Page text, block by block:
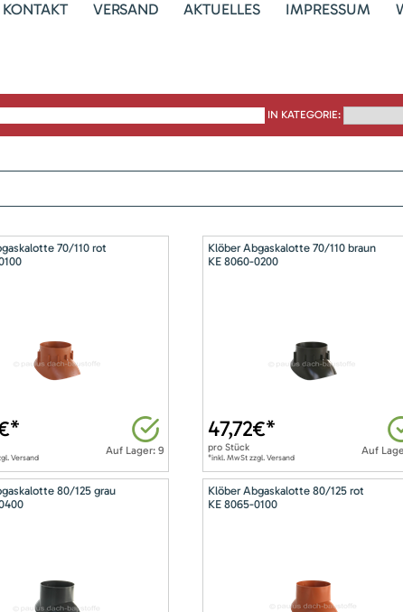
KONTAKT VERSAND AKTUELLES IMPRESSUM
IN KATEGORIE:
70/110 rot
Auf Lager: 9
Versand
Klöber Abgaskalotte 70/110 braun
KE 8060-0200
Auf
47,72€*
pro Stück
*inkl. MwSt zzgl. Versand
80/125 grau
Klöber Abgaskalotte 80/125 rot
KE 8065-0100